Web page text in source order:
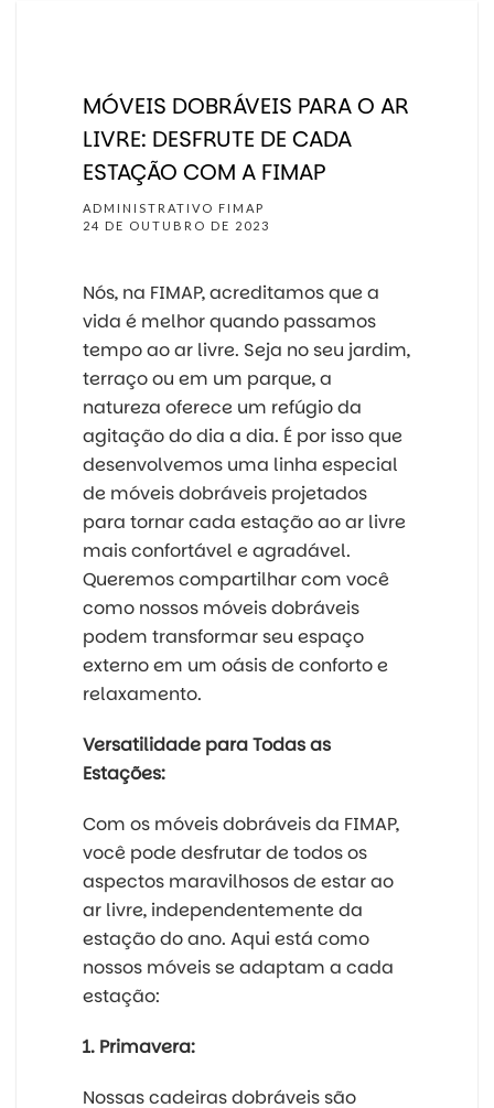
MÓVEIS DOBRÁVEIS PARA O AR
LIVRE: DESFRUTE DE CADA
ESTAÇÃO COM A FIMAP
ADMINISTRATIVO FIMAP
24 DE OUTUBRO DE 2023
Nós, na FIMAP, acreditamos que a
vida é melhor quando passamos
tempo ao ar livre. Seja no seu jardim,
terraço ou em um parque, a
natureza oferece um refúgio da
agitação do dia a dia. É por isso que
desenvolvemos uma linha especial
de móveis dobráveis projetados
para tornar cada estação ao ar livre
mais confortável e agradável.
Queremos compartilhar com você
como nossos móveis dobráveis
podem transformar seu espaço
externo em um oásis de conforto e
relaxamento.
Versatilidade para Todas as
Estações:
Com os móveis dobráveis da FIMAP,
você pode desfrutar de todos os
aspectos maravilhosos de estar ao
ar livre, independentemente da
estação do ano. Aqui está como
nossos móveis se adaptam a cada
estação:
1. Primavera:
Nossas cadeiras dobráveis são